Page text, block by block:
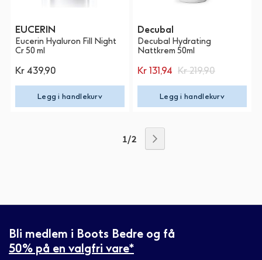
EUCERIN
Eucerin Hyaluron Fill Night
Cr 50 ml
Kr 439,90
Legg i handlekurv
Decubal
Decubal Hydrating
Nattkrem 50ml
Kr 131,94 Kr 219,90
Legg i handlekurv
1 / 2
Bli medlem i Boots Bedre og få
50% på en valgfri vare*